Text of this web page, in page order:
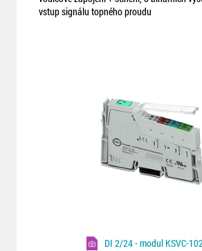
vstup signálu topného proudu
DI 2/24 - modul KSVC-